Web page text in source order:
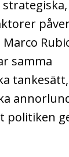
samma
politiken